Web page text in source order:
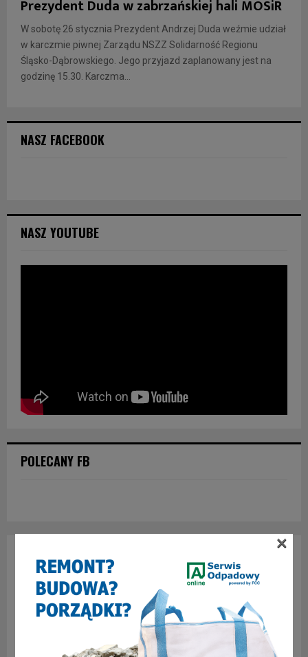
Prezydent Duda w zabrzańskiej hali MOSiR
W sobotę 26 stycznia Prezydent Andrzej Duda weźmie udział
w karczmie piwnej Zarządu NSZZ Solidarność Regionu
Śląsko-Dąbrowskiego. Jego przyjazd zaplanowany jest na
godzinę 15.30. Karczma...
NASZ FACEBOOK
NASZ YOUTUBE
POLECANY FB
×